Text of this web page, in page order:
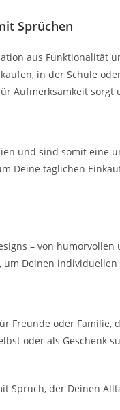
Sprüchen
aus Funktionalität
in der Schule
Aufmerksamkeit sorgt
und sind somit eine
Deine täglichen
– von
Deinen
Freunde oder
oder als Geschenk
Spruch, der Deinen